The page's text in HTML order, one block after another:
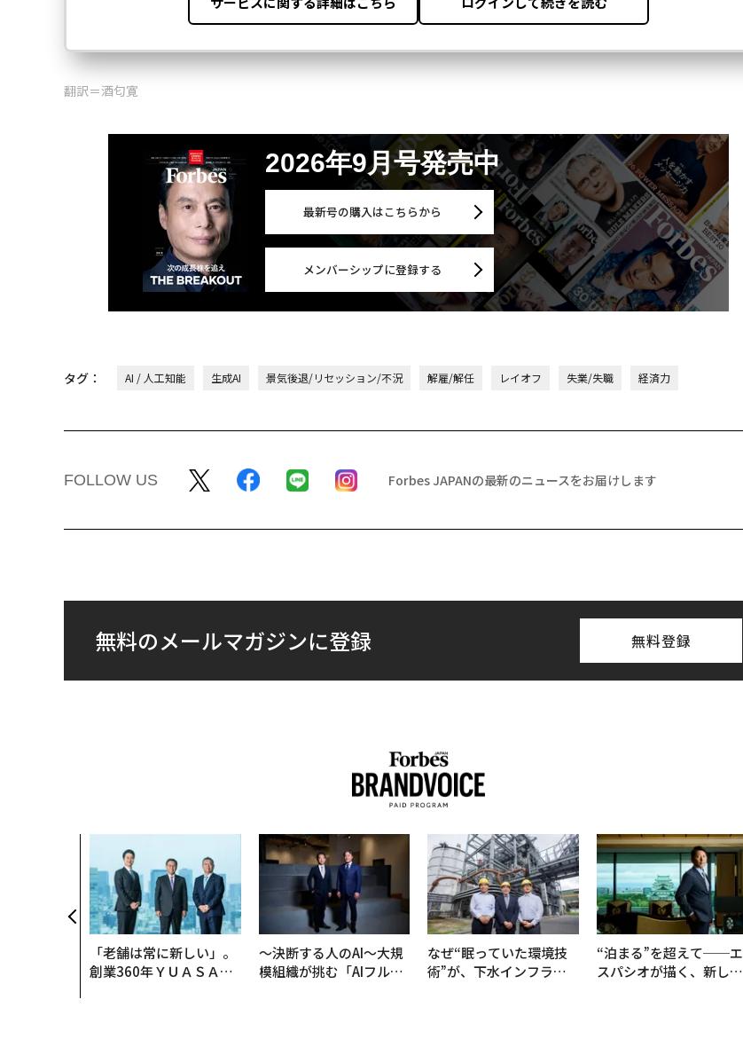
翻訳＝酒匂寛
2026年9月号発売中
最新号の購入はこちらから
メンバーシップに登録する
タグ： AI / 人工知能 生成AI 景気後退/リセッション/不況 解雇/解任 レイオフ 失業/失職 経済力
FOLLOW US Forbes JAPANの最新のニュースをお届けします
無料のメールマガジンに登録 無料登録
「老舗は常に新しい」。
創業360年ＹＵＡＳＡと
〜決断する人のAI〜大規
模組織が挑む「AIフル実
なぜ“眠っていた環境技
術”が、下水インフラを
“泊まる”を超えて──エ
スパシオが描く、新しい